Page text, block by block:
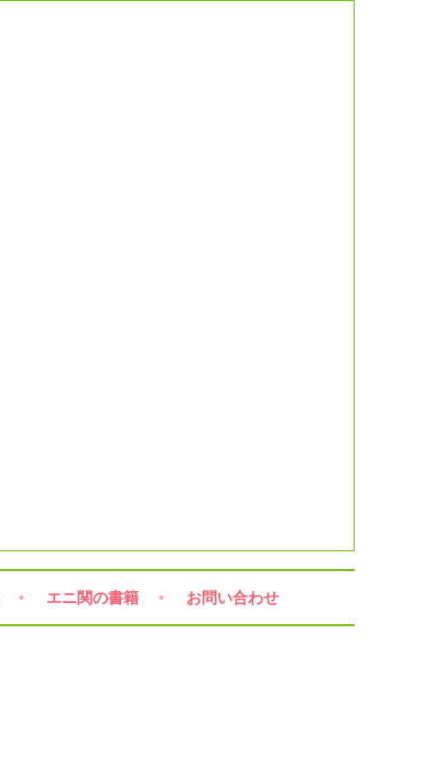
エニ関の書籍 お問い合わせ